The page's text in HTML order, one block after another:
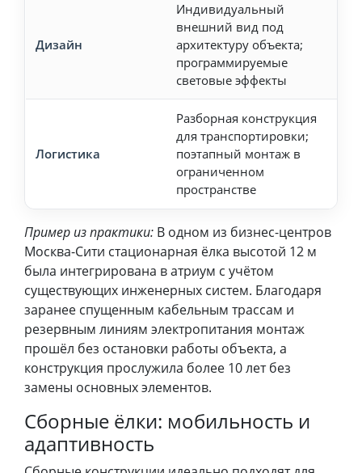
Дизайн
Индивидуальный
внешний вид под
архитектуру объекта;
программируемые
световые эффекты
Логистика
Разборная конструкция
для транспортировки;
поэтапный монтаж в
ограниченном
пространстве
Пример из практики: В одном из бизнес-центров
Москва-Сити стационарная ёлка высотой 12 м
была интегрирована в атриум с учётом
существующих инженерных систем. Благодаря
заранее спущенным кабельным трассам и
резервным линиям электропитания монтаж
прошёл без остановки работы объекта, а
конструкция прослужила более 10 лет без
замены основных элементов.
Сборные ёлки: мобильность и
адаптивность